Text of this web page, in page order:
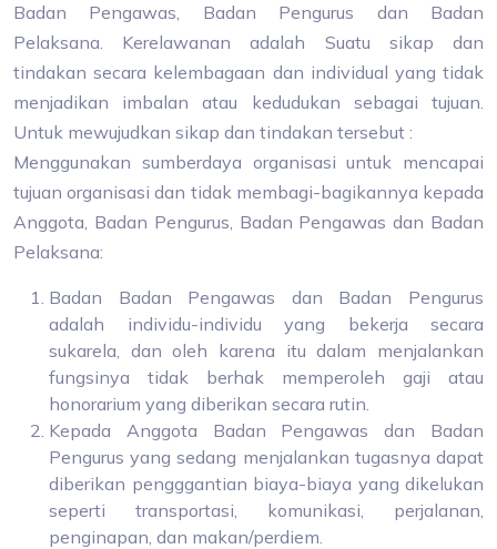
Badan Pengawas, Badan Pengurus dan Badan
Pelaksana. Kerelawanan adalah Suatu sikap dan
tindakan secara kelembagaan dan individual yang tidak
menjadikan imbalan atau kedudukan sebagai tujuan.
Untuk mewujudkan sikap dan tindakan tersebut :
Menggunakan sumberdaya organisasi untuk mencapai
tujuan organisasi dan tidak membagi-bagikannya kepada
Anggota, Badan Pengurus, Badan Pengawas dan Badan
Pelaksana:
Badan Badan Pengawas dan Badan Pengurus
adalah individu-individu yang bekerja secara
sukarela, dan oleh karena itu dalam menjalankan
fungsinya tidak berhak memperoleh gaji atau
honorarium yang diberikan secara rutin.
Kepada Anggota Badan Pengawas dan Badan
Pengurus yang sedang menjalankan tugasnya dapat
diberikan pengggantian biaya-biaya yang dikelukan
seperti transportasi, komunikasi, perjalanan,
penginapan, dan makan/perdiem.